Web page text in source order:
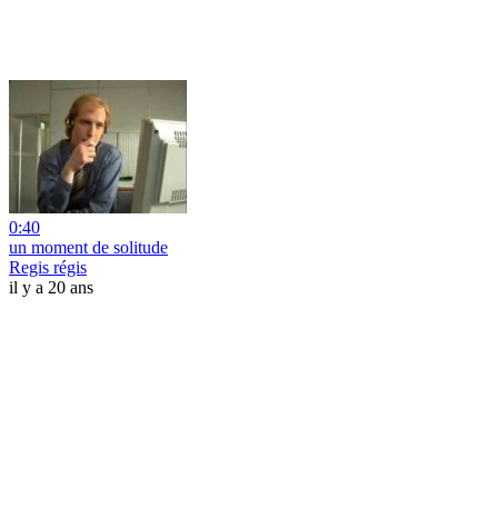
0:40
un moment de solitude
Regis régis
il y a 20 ans